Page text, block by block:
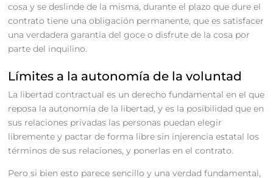
cosa y se deslinde de la misma, durante el plazo que dure el
contrato tiene una obligación permanente, que es satisfacer
una verdadera garantía del goce o disfrute de la cosa por
parte del inquilino.
Límites a la autonomía de la voluntad
La libertad contractual es un derecho fundamental en el que
reposa la autonomía de la libertad, y es la posibilidad que en
sus relaciones privadas las personas puedan elegir
libremente y pactar de forma libre sin injerencia estatal los
términos de sus relaciones, y ponerlas en el contrato.
Pero si bien esto parece sencillo y una verdad fundamental,